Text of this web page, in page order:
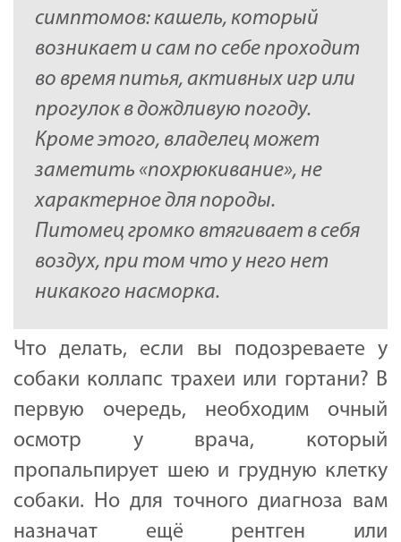
симптомов: кашель, который
возникает и сам по себе проходит
во время питья, активных игр или
прогулок в дождливую погоду.
Кроме этого, владелец может
заметить «похрюкивание», не
характерное для породы.
Питомец громко втягивает в себя
воздух, при том что у него нет
никакого насморка.
Что делать, если вы подозреваете у
собаки коллапс трахеи или гортани? В
первую очередь, необходим очный
осмотр у врача, который
пропальпирует шею и грудную клетку
собаки. Но для точного диагноза вам
назначат ещё рентген или